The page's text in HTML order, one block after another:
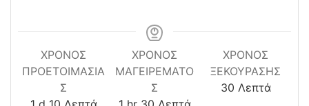
ΧΡΌΝΟΣ
ΠΡΟΕΤΟΙΜΑΣΊΑ
Σ
ΧΡΟΝΟΣ
ΜΑΓΕΙΡΕΜΑΤΟ
Σ
ΧΡΌΝΟΣ
ΞΕΚΟΎΡΑΣΗΣ
30minutes
Λεπτά